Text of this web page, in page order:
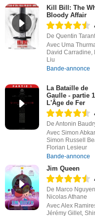
Kill Bill: The
Bloody Affair
De Quentin
Avec Uma
David Carradine,
Liu
Bande-annonce
La Bataille de
Gaulle - partie
L'Âge de Fer
De Antonin
Avec Simon
Simon Russell
Florian Lesieur
Bande-annonce
Jim Queen
De Marco
Nicolas Athane
Avec Alex
Jérémy Gillet,